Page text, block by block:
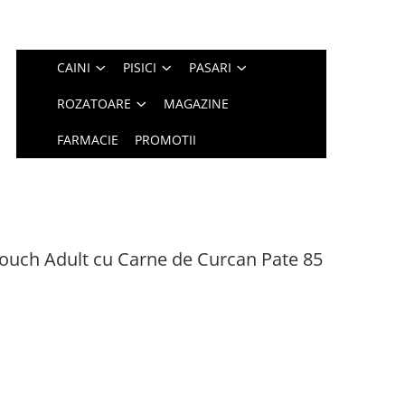
CAINI PISICI PASARI
ROZATOARE MAGAZINE
FARMACIE PROMOTII
Adult cu Carne de Curcan Pate 85